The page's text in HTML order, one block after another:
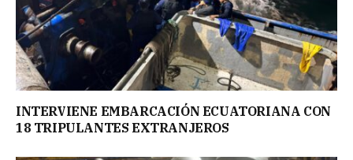
INTERVIENE EMBARCACIÓN ECUATORIANA CON
18 TRIPULANTES EXTRANJEROS